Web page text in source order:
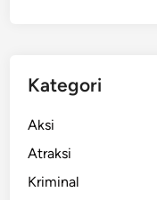
Kategori
Aksi
Atraksi
Kriminal